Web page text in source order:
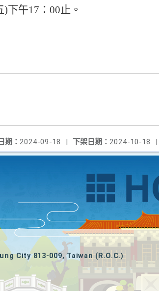
)下午17 ：00 止 。
下架日期： 2024-10-18 |
期： 2024-09-18 |
City 813-009, Taiwan (R.O.C.)